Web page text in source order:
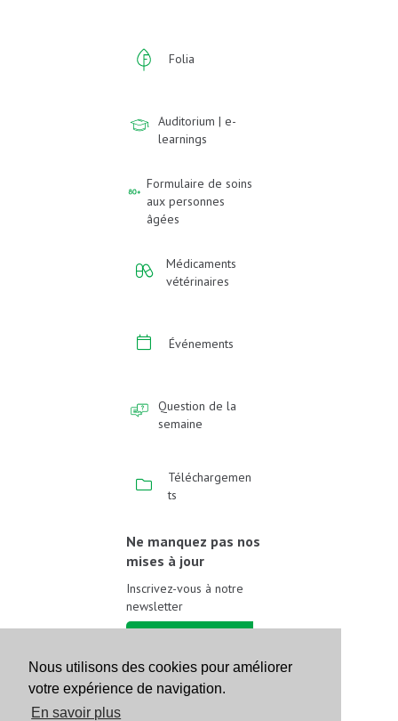
Nous utilisons des cookies pour améliorer
votre expérience de navigation.
En savoir plus
Folia
Auditorium | e-
learnings
Formulaire de soins
aux personnes
âgées
Médicaments
vétérinaires
Événements
Question de la
semaine
Téléchargemen
ts
Ne manquez pas nos
mises à jour
Inscrivez-vous à notre
newsletter
Suivez-nous sur les